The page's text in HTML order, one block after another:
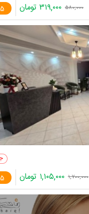
۵۸۰,۰۰۰ ۳۱۹,۰۰۰ تومان
۱,۷۰۰,۰۰۰ ۱,۱۰۵,۰۰۰ تومان